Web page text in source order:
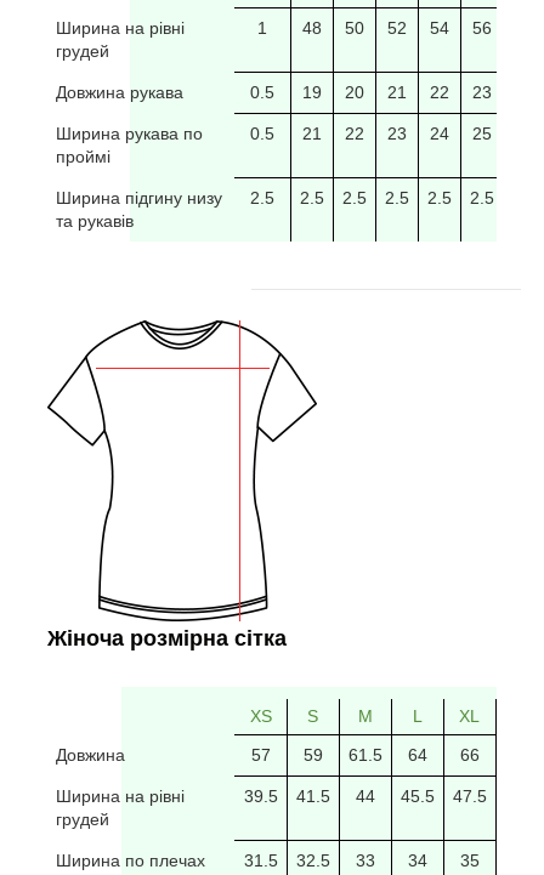
Ширина на рівні
грудей
1 48 50 52 54 56
Довжина рукава 0.5 19 20 21 22 23
Ширина рукава по
проймі
0.5 21 22 23 24 25
Ширина підгину низу
та рукавів
2.5 2.5 2.5 2.5 2.5 2.5
Жіноча розмірна сітка
XS S M L XL
Довжина
57 59 61.5 64 66
Ширина на рівні
грудей
39.5 41.5 44 45.5 47.5
Ширина по плечах 31.5 32.5 33 34 35